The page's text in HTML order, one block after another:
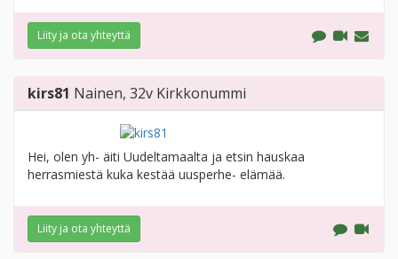
Liity ja ota yhteyttä
kirs81 Nainen, 32v Kirkkonummi
Hei, olen yh- äiti Uudeltamaalta ja etsin hauskaa
herrasmiestä kuka kestää uusperhe- elämää.
Liity ja ota yhteyttä